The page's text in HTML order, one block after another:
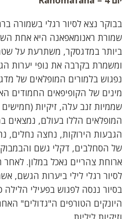
בבוקר נצא לסיור רגלי בשמורה
שמורת ראנומאפאנה היא אחת
ומשמרת בקרבה את נופי יערות
מינים של הקופיפאים החמודים
שממיות זנב עלה, זיקיות (חמישים
המופלאים הללו בעולם, נמצאים
הגבעות הירוקות, נחצה נחלים,
של הסחלבים, דקלי גשם
ארוחת צהריים נאכל במלון.
לסיור רגלי לילי ביערות הגשם,
בסיור ננסה לפגוש בפעילי הלילה
היונקים הטורפים ה"גדולים"